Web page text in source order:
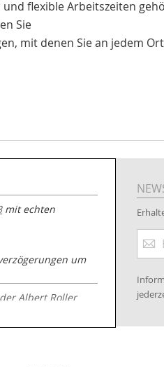
flexible Arbeitszeiten
Sie
mit denen Sie an jedem
mit echten
um
Albert Roller
zum